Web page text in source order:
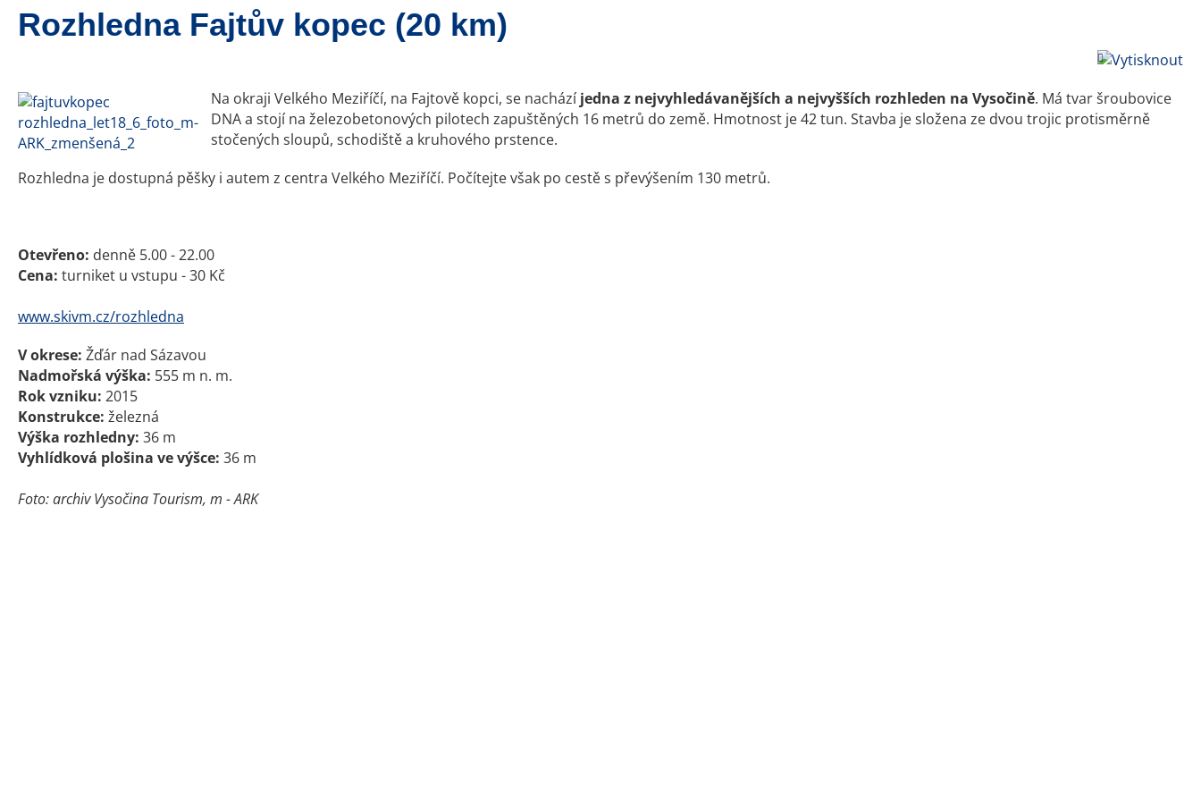
Rozhledna Fajtův kopec (20 km)
Na okraji Velkého Meziříčí, na Fajtově kopci, se nacházíjedna z nejvyhledávanějších a nejvyšších rozhleden na Vysočině. Má tvar šroubovice
DNA a stojí na železobetonových pilotech zapuštěných 16 metrů do země. Hmotnost je 42 tun. Stavba je složena ze dvou trojic protisměrně
stočených sloupů, schodiště a kruhového prstence.
Rozhledna je dostupná pěšky i autem z centra Velkého Meziříčí. Počítejte však po cestě s převýšením 130 metrů.
Otevřeno: denně 5.00 - 22.00
Cena: turniket u vstupu - 30 Kč
www.skivm.cz/rozhledna
V okrese: Žďár nad Sázavou
Nadmořská výška: 555 m n. m.
Rok vzniku: 2015
Konstrukce: železná
Výška rozhledny: 36 m
Vyhlídková plošina ve výšce: 36 m
Foto: archiv Vysočina Tourism, m - ARK